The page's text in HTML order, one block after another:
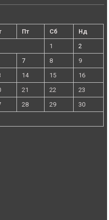
Пт Сб
Нд
1
2
7 8
9
14 15
16
21 22
23
28 29
30